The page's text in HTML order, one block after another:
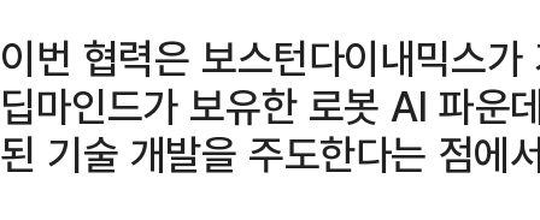
이번 협력은 보스턴다이내믹스
딥마인드가 보유한 로봇 AI 파운
된 기술 개발을 주도한다는 점에